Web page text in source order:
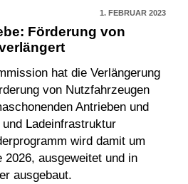
1. FEBRUAR 2023
Förderung von
hat die Verlängerung
von Nutzfahrzeugen
Antrieben und
Ladeinfrastruktur
wird damit um
ausgeweitet und in
ausgebaut.